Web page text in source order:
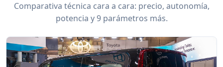
Comparativa técnica cara a cara: precio, autonomía,
potencia y 9 parámetros más.